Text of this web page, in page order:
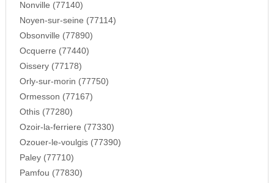
Nonville (77140)
Noyen-sur-seine (77114)
Obsonville (77890)
Ocquerre (77440)
Oissery (77178)
Orly-sur-morin (77750)
Ormesson (77167)
Othis (77280)
Ozoir-la-ferriere (77330)
Ozouer-le-voulgis (77390)
Paley (77710)
Pamfou (77830)